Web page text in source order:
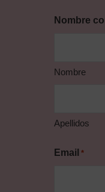
Nombre
Nombre
Apellidos
Email *